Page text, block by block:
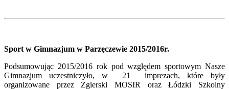
Sport w Gimnazjum w Parzęczewie 2015/2016r.
Podsumowując 2015/2016 rok pod względem sportowym Nasze
Gimnazjum uczestniczyło, w 21 imprezach, które były
organizowane przez Zgierski MOSIR oraz Łódzki Szkolny